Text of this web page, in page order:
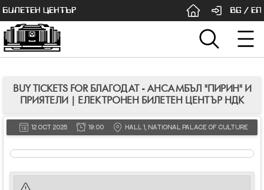
БИЛЕТЕН ЦЕНТЪР BG / EN
BUY TICKETS FOR БЛАГОДАТ - АНСАМБЪЛ "ПИРИН" И
ПРИЯТЕЛИ | ЕЛЕКТРОНЕН БИЛЕТЕН ЦЕНТЪР НДК
12 OCT 2025 19:00 HALL 1, NATIONAL PALACE OF CULTURE